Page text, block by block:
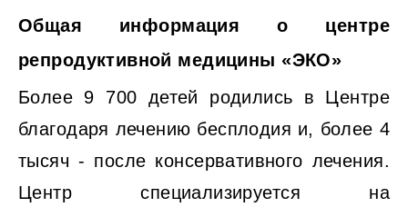
Общая информация о центре
репродуктивной медицины «ЭКО»
Более 9 700 детей родились в Центре
благодаря лечению бесплодия и, более 4
тысяч - после консервативного лечения.
Центр специализируется на